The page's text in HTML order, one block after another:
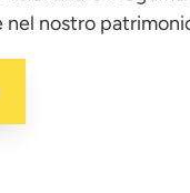
nel nostro